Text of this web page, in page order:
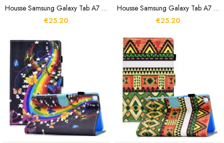
Housse Samsung Galaxy Tab A7 Lite Forêt De Nuit
€25.20
Housse Samsung Galaxy Tab A7 Lite Loup Des Montagnes
€25.20